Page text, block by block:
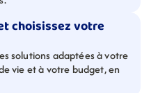
choisissez votre
solutions adaptées à votre
vie et à votre budget, en